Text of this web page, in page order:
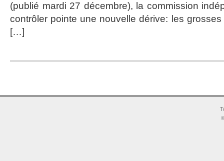
leurs
candidats
aux
(publié mardi 27 décembre), la commission
contrôler pointe une nouvelle dérive: les
[…]